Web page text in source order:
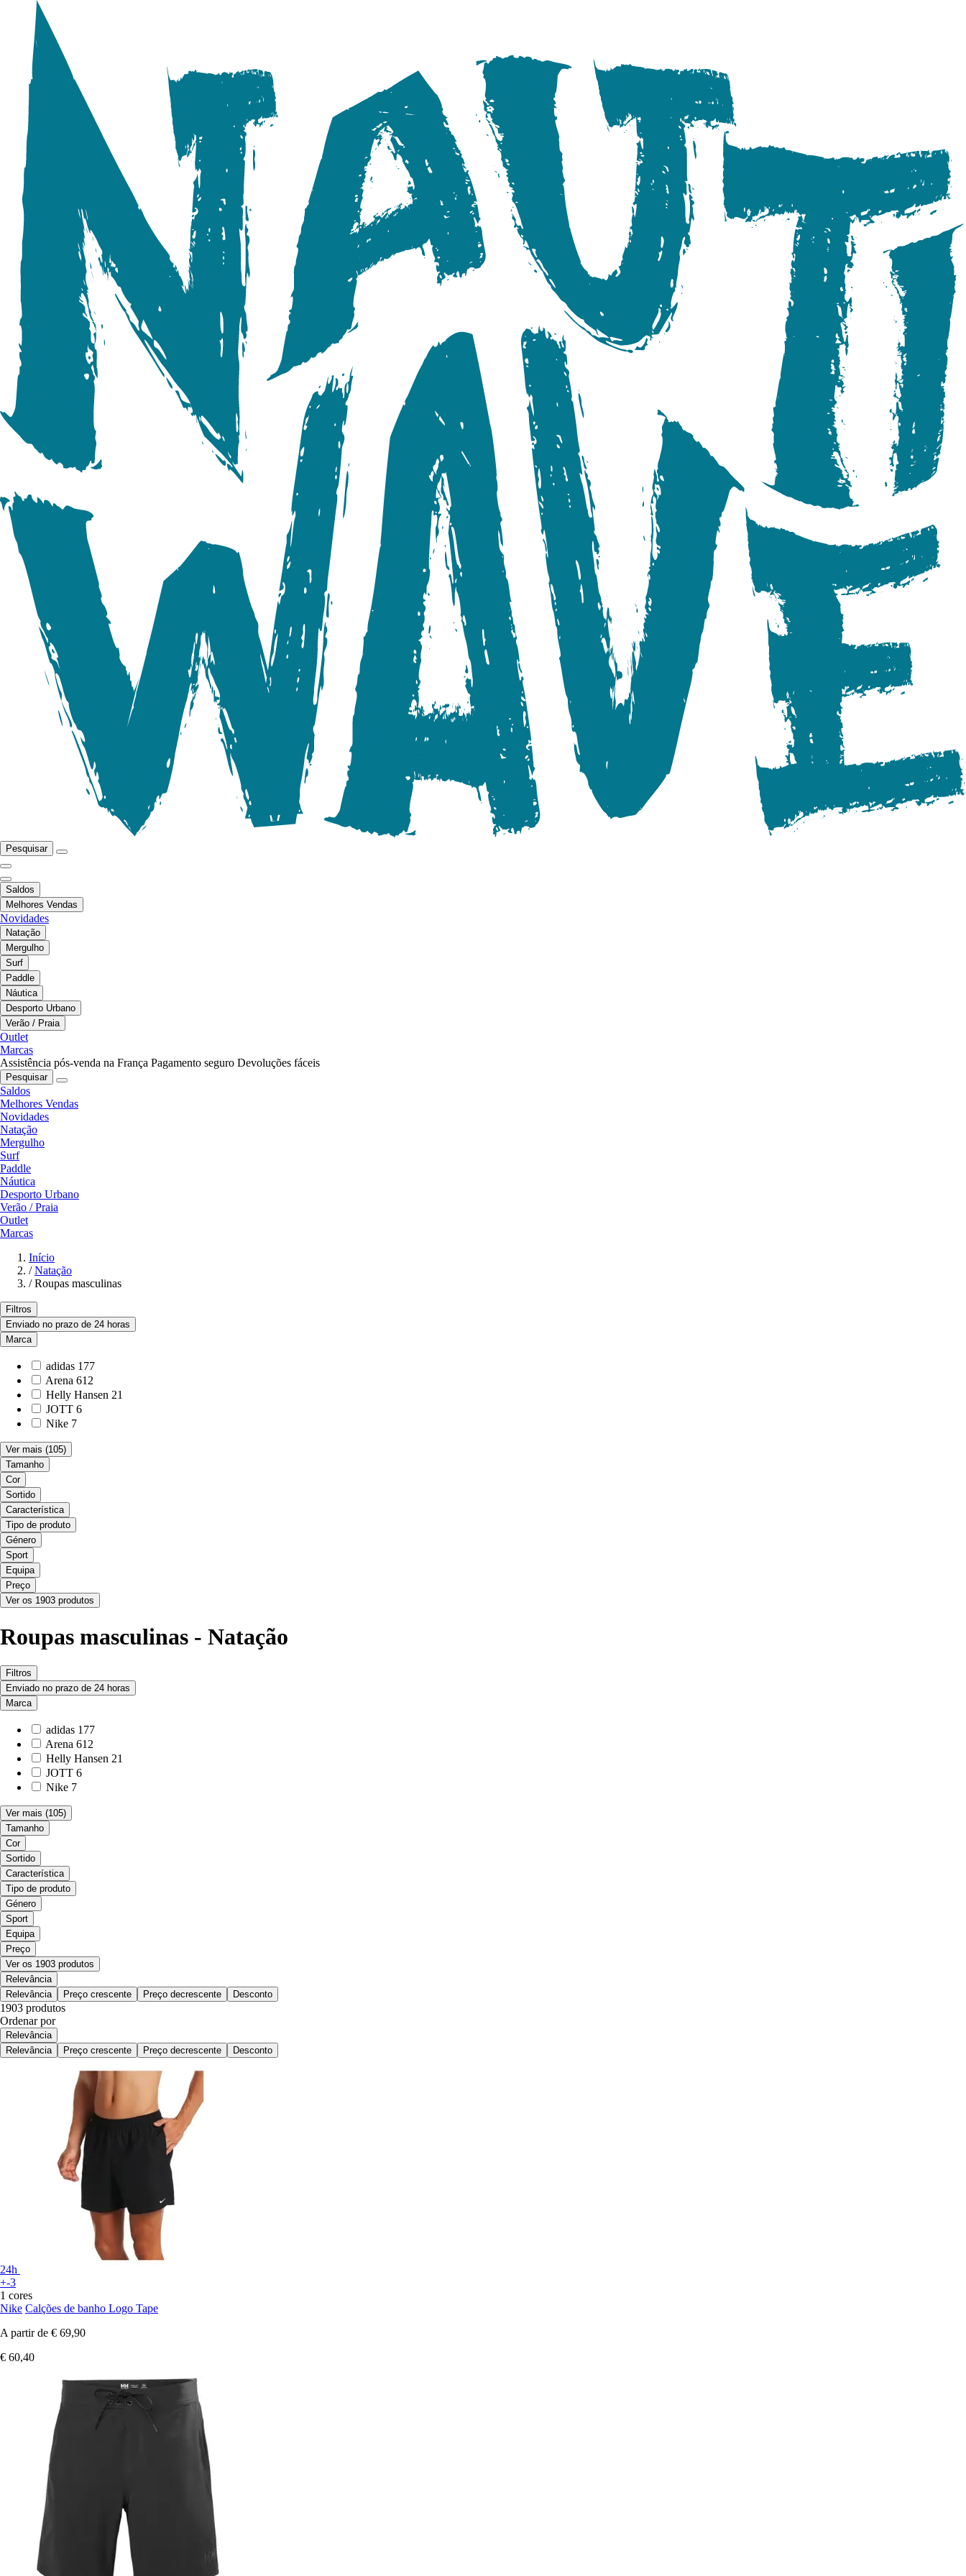
Pesquisar
Saldos
Melhores Vendas
Novidades
Natação
Mergulho
Surf
Paddle
Náutica
Desporto Urbano
Verão / Praia
Outlet
Marcas
Assistência pós-venda na França Pagamento seguro Devoluções fáceis
Pesquisar
Saldos
Melhores Vendas
Novidades
Natação
Mergulho
Surf
Paddle
Náutica
Desporto Urbano
Verão / Praia
Outlet
Marcas
Início
/ Natação
/ Roupas masculinas
Filtros
Enviado no prazo de 24 horas
Marca
adidas 177
Arena 612
Helly Hansen 21
JOTT 6
Nike 7
Ver mais (105)
Tamanho
Cor
Sortido
Característica
Tipo de produto
Género
Sport
Equipa
Preço
Ver os 1903 produtos
Roupas masculinas - Natação
Filtros
Enviado no prazo de 24 horas
Marca
adidas 177
Arena 612
Helly Hansen 21
JOTT 6
Nike 7
Ver mais (105)
Tamanho
Cor
Sortido
Característica
Tipo de produto
Género
Sport
Equipa
Preço
Ver os 1903 produtos
Relevância
Relevância
Preço crescente Preço decrescente Desconto
1903 produtos
Ordenar por
Relevância
Relevância
Preço crescente Preço decrescente Desconto
24h
+-3
1 cores
Nike Calções de banho Logo Tape
A partir de € 69,90
€ 60,40